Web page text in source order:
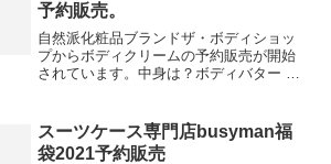
予約販売。
自然派化粧品ブランドザ・ボディショッ
プからボディクリームの予約販売が開始
されています。中身は？ボディバター シ
シアバター、ココアバター、ババスオイ
ル配合でひじ、ひ...
スーツケース専門店busyman福
袋2021予約販売